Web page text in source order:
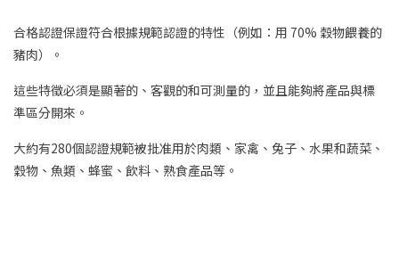
合格認證保證符合根據規範認證的特性（例如：用 70% 穀物餵養的
豬肉）。
這些特徵必須是顯著的、客觀的和可測量的，並且能夠將產品與標
準區分開來。
大約有280個認證規範被批准用於肉類、家禽、兔子、水果和蔬菜、
穀物、魚類、蜂蜜、飲料、熟食產品等。